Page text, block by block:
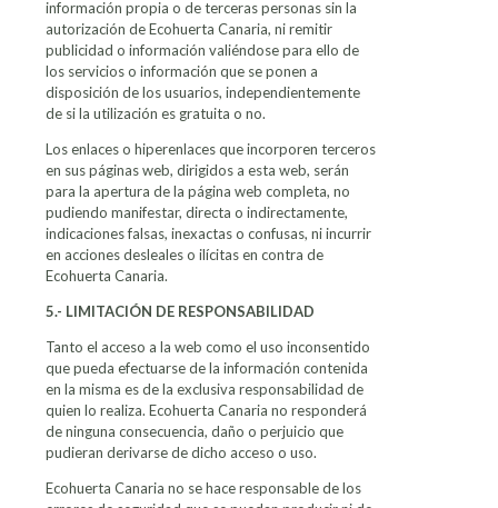
información propia o de terceras personas sin la
autorización de Ecohuerta Canaria, ni remitir
publicidad o información valiéndose para ello de
los servicios o información que se ponen a
disposición de los usuarios, independientemente
de si la utilización es gratuita o no.
Los enlaces o hiperenlaces que incorporen terceros
en sus páginas web, dirigidos a esta web, serán
para la apertura de la página web completa, no
pudiendo manifestar, directa o indirectamente,
indicaciones falsas, inexactas o confusas, ni incurrir
en acciones desleales o ilícitas en contra de
Ecohuerta Canaria.
5.- LIMITACIÓN DE RESPONSABILIDAD
Tanto el acceso a la web como el uso inconsentido
que pueda efectuarse de la información contenida
en la misma es de la exclusiva responsabilidad de
quien lo realiza. Ecohuerta Canaria no responderá
de ninguna consecuencia, daño o perjuicio que
pudieran derivarse de dicho acceso o uso.
Ecohuerta Canaria no se hace responsable de los